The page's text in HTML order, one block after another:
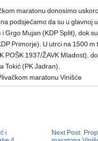
maratonu donosimo
podsjećamo da su u glavnoj
Grgo Mujan (KDP Split), dok
Primorje). U utrci na 1500
POŠK 1937/ŽAVK Mladost),
Tokić (PK Jadran).
maratonu Vinišće
i
Next Post: